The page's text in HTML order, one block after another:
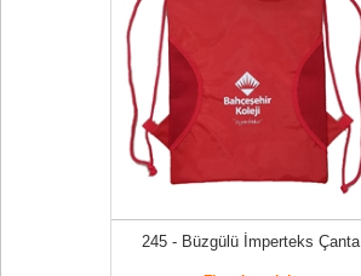
245 - Büzgülü İmperteks Çanta